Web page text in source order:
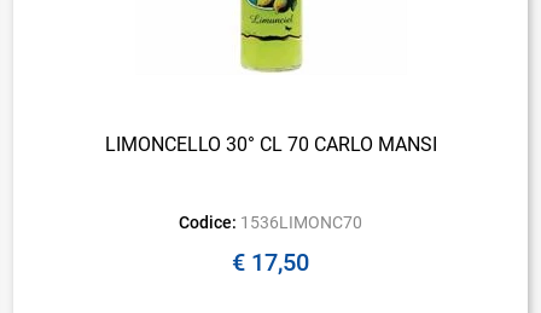
LIMONCELLO 30° CL 70 CARLO MANSI
Codice: 1536LIMONC70
€ 17,50